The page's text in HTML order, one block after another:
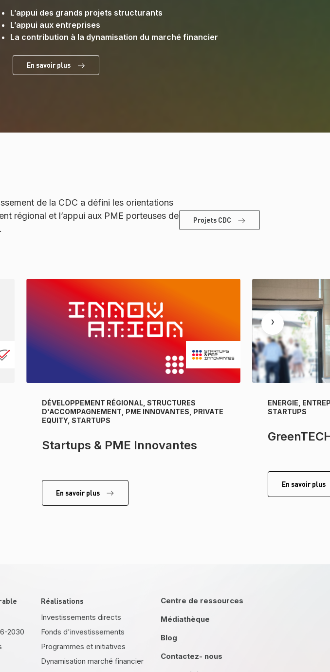
L’appui des grands projets structurants
L’appui aux entreprises
La contribution à la dynamisation du marché financier
En savoir plus
de la CDC a défini les orientations
régional et l’appui aux PME porteuses de
Projets CDC
DÉVELOPPEMENT RÉGIONAL, STRUCTURES
D'ACCOMPAGNEMENT, PME INNOVANTES, PRIVATE
EQUITY, STARTUPS
Startups & PME Innovantes
En savoir plus
ENERGIE,
STARTUPS
En savoir plus
›
2030
Réalisations
Investissements directs
Fonds d'investissements
Programmes et initiatives
Dynamisation marché financier
Centre de ressources
Médiathèque
Blog
Contactez- nous